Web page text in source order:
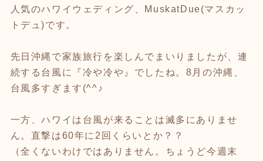
人気のハワイウェディング、MuskatDue(マスカッ
トデュ)です。
先日沖縄で家族旅行を楽しんでまいりましたが、連
続する台風に『冷や冷や』でしたね。8月の沖縄、
台風多すぎます(^^♪
一方、ハワイは台風が来ることは滅多にありませ
ん。直撃は60年に2回くらいとか？？
（全くないわけではありません。ちょうど今週末